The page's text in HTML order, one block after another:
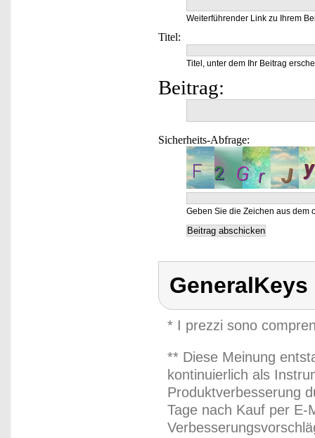
Weiterführender Link zu Ihrem
Titel:
Titel, unter dem Ihr Beitrag
Beitrag:
Sicherheits-Abfrage:
Geben Sie die Zeichen aus dem
GeneralKeys
* I prezzi sono
** Diese Meinung
kontinuierlich als
Produktverbesserung
Tage nach Kauf per E-